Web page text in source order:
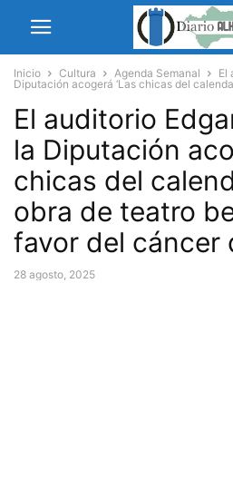
Inicio Cultura Agenda Semanal
El
Diputación acogerá ‘Las chicas del
El auditorio
la Diputación
chicas del
obra de teatro
favor del cáncer
28 agosto, 2025